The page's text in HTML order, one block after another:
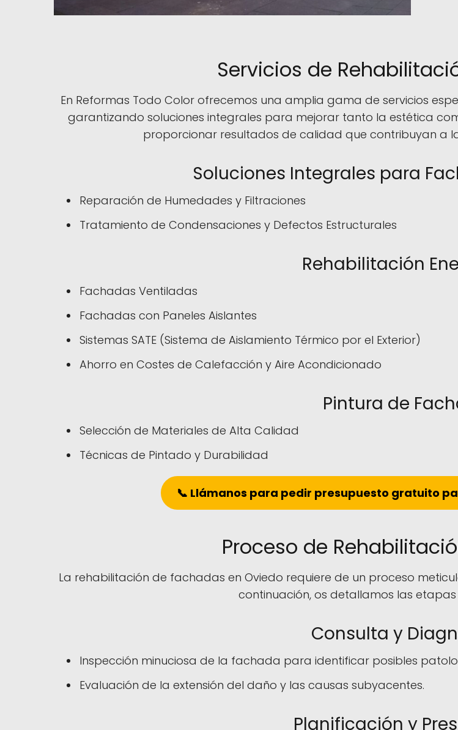
Servicios de
En Reformas Todo Color ofrecemos una amplia gama de servicios
garantizando soluciones integrales para mejorar tanto la estética
proporcionar resultados de calidad que contribuyan a
Soluciones Integrales para
Reparación de Humedades y Filtraciones
Tratamiento de Condensaciones y Defectos Estructurales
Rehabilitación
Fachadas Ventiladas
Fachadas con Paneles Aislantes
Sistemas SATE (Sistema de Aislamiento Térmico por el Exterior)
Ahorro en Costes de Calefacción y Aire Acondicionado
Pintura de
Selección de Materiales de Alta Calidad
Técnicas de Pintado y Durabilidad
📞 Llámanos para pedir presupuesto gratuito
Proceso de
La rehabilitación de fachadas en Oviedo requiere de un proceso
continuación, os detallamos las
Consulta y
Inspección minuciosa de la fachada para identificar posibles
Evaluación de la extensión del daño y las causas subyacentes.
Planificación y